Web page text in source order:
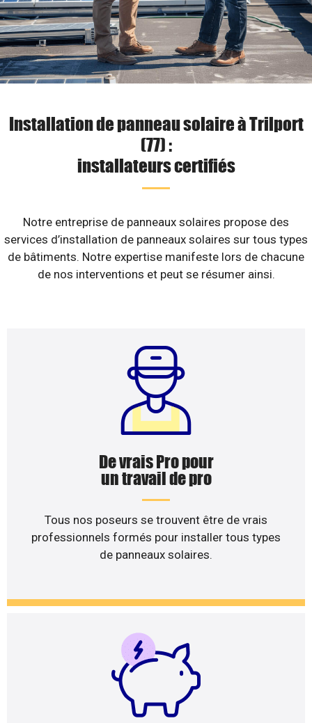
Installation de panneau solaire à Trilport
(77) :
installateurs certifiés
Notre entreprise de panneaux solaires propose des
services d’installation de panneaux solaires sur tous types
de bâtiments. Notre expertise manifeste lors de chacune
de nos interventions et peut se résumer ainsi.
De vrais Pro pour
un travail de pro
Tous nos poseurs se trouvent être de vrais
professionnels formés pour installer tous types
de panneaux solaires.